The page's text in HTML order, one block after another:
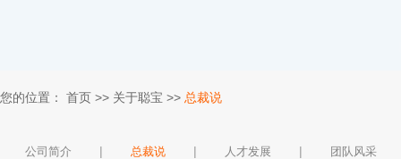
您的位置： 首页 >> 关于聪宝 >> 总裁说
公司简介 | 总裁说 | 人才发展 | 团队风采